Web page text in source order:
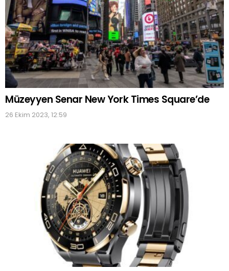
Müzeyyen Senar New York Times Square’de
26 Ekim 2023, 12:59